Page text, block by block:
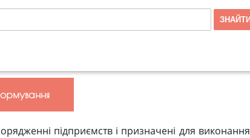
підприємств і призначені для виконання